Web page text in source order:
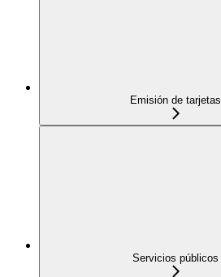
Emisión de tarjetas
Servicios públicos